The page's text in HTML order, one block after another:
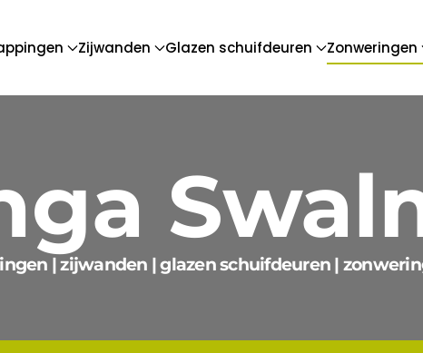
Zijwanden Glazen schuifdeuren Zonweringen
| zijwanden | glazen schuifdeuren |